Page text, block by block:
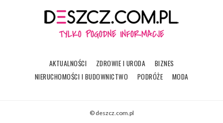
AKTUALNOŚCI ZDROWIE I URODA
BIZNES
NIERUCHOMOŚCI I BUDOWNICTWO
PODRÓŻE MODA
© deszcz.com.pl